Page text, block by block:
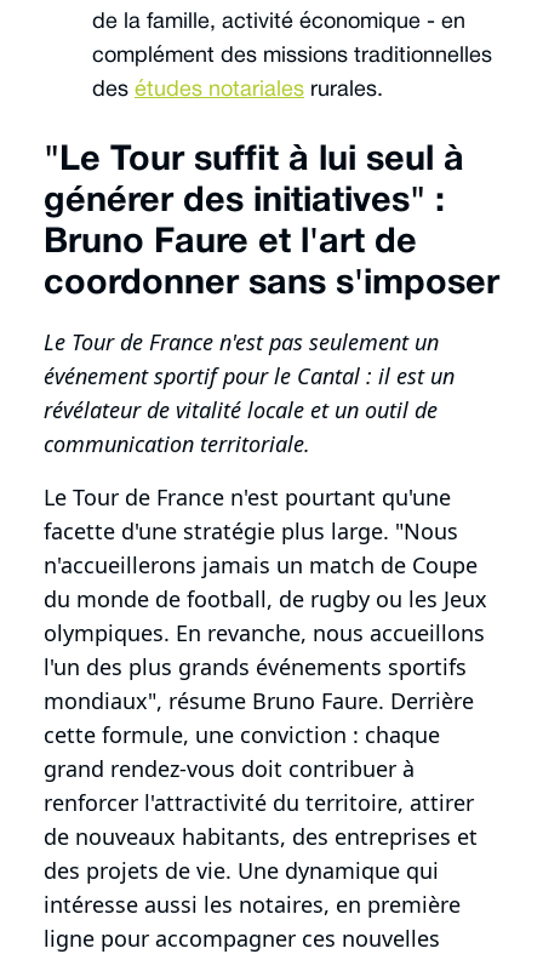
de la famille, activité économique - en
complément des missions traditionnelles
des études notariales rurales.
"Le Tour suffit à lui seul à
générer des initiatives" :
Bruno Faure et l'art de
coordonner sans s'imposer
Le Tour de France n'est pas seulement un
événement sportif pour le Cantal : il est un
révélateur de vitalité locale et un outil de
communication territoriale.
Le Tour de France n'est pourtant qu'une
facette d'une stratégie plus large. "Nous
n'accueillerons jamais un match de Coupe
du monde de football, de rugby ou les Jeux
olympiques. En revanche, nous accueillons
l'un des plus grands événements sportifs
mondiaux", résume Bruno Faure. Derrière
cette formule, une conviction : chaque
grand rendez-vous doit contribuer à
renforcer l'attractivité du territoire, attirer
de nouveaux habitants, des entreprises et
des projets de vie. Une dynamique qui
intéresse aussi les notaires, en première
ligne pour accompagner ces nouvelles